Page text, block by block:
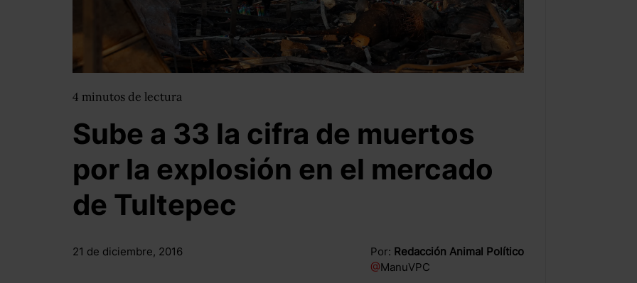
4 minutos de lectura
Sube a 33 la cifra de muertos
por la explosión en el mercado
de Tultepec
21 de diciembre, 2016 Por: Redacción Animal Político
@ManuVPC